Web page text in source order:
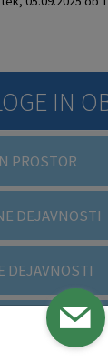
IN
PROSTOR
DEJAVNOSTI
DEJAVNOSTI
VLOGE